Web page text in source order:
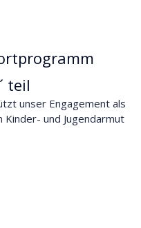
teil
unser Engagement als
und Jugendarmut